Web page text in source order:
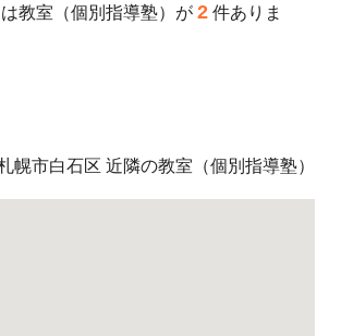
教室（個別指導塾）が 2件ありま
幌市白石区 近隣の教室（個別指導塾）